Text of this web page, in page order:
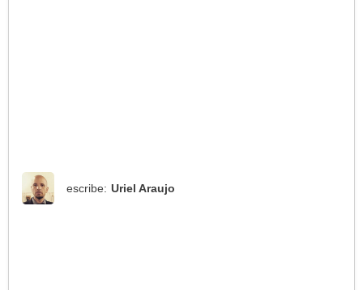
escribe: Uriel Araujo